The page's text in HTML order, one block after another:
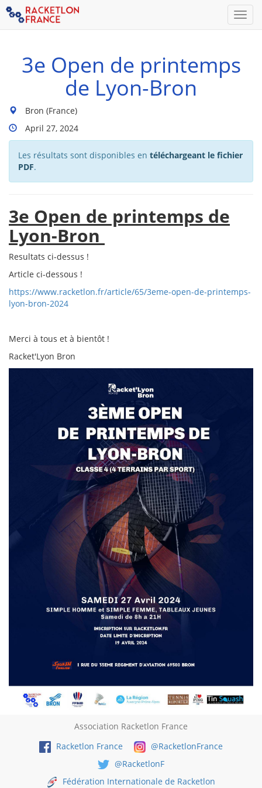
Menu
3e Open de printemps
de Lyon-Bron
Lieu
du
tournoi
:
Bron (France)
Dates
Du
Tournoi
April 27, 2024
Les résultats sont disponibles en téléchargeant le fichier
PDF.
3e Open de printemps de
Lyon-Bron
Resultats ci-dessus !
Article ci-dessous !
https://www.racketlon.fr/article/65/3eme-open-de-printemps-
lyon-bron-2024
Merci à tous et à bientôt !
Racket'Lyon Bron
Association Racketlon France
Racketlon France
@RacketlonFrance
@RacketlonF
Fédération Internationale de Racketlon